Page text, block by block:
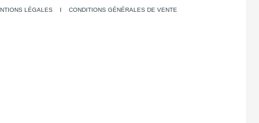
LÉGALES I CONDITIONS GÉNÉRALES DE VENTE